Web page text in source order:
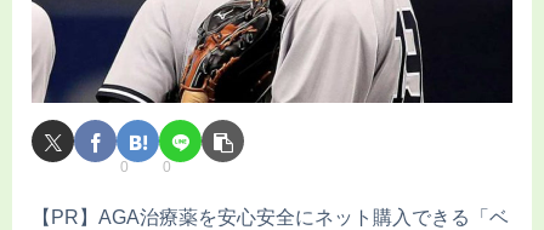
0 0
【PR】AGA治療薬を安心安全にネット購入できる「ベ